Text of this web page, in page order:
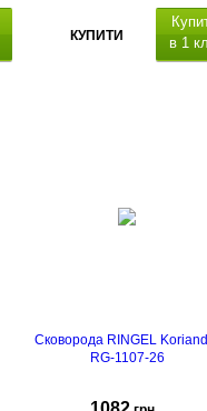
КУПИТИ
в 1
Сковорода RINGEL
RG-1107-26